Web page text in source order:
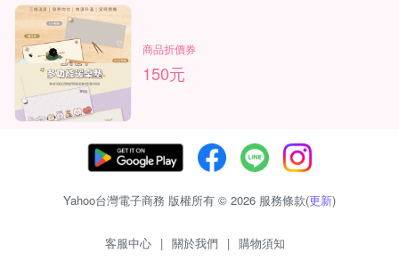
商品折價券
150元
Yahoo台灣電子商務 版權所有 © 2026 服務條款(更新)
客服中心 | 關於我們 | 購物須知